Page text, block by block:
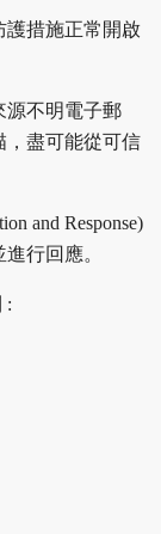
護措施正常開啟
源不明電子郵
，盡可能從可信
and Response)
行回應。
: